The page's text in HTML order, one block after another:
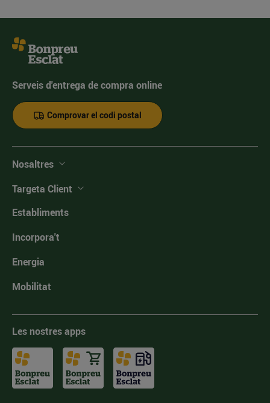
Serveis d'entrega de compra online
Comprovar el codi postal
Nosaltres
Targeta Client
Establiments
Incorpora't
Energia
Mobilitat
Les nostres apps